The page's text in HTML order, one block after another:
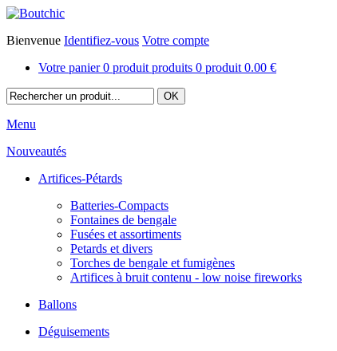
Bienvenue Identifiez-vous Votre compte
Votre panier 0 produit produits 0 produit 0.00 €
Menu
Nouveautés
Artifices-Pétards
Batteries-Compacts
Fontaines de bengale
Fusées et assortiments
Petards et divers
Torches de bengale et fumigènes
Artifices à bruit contenu - low noise fireworks
Ballons
Déguisements